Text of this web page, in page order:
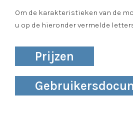
Om de karakteristieken van de
u op de hieronder vermelde
Prijzen